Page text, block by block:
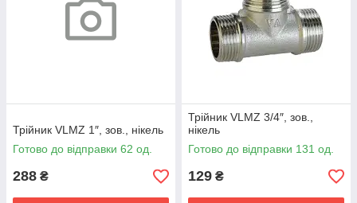
Трійник VLMZ 1″, зов., нікель
Готово до відправки 62 од.
288 ₴
Трійник VLMZ 3/4″, зов.,
нікель
Готово до відправки 131 од.
129 ₴